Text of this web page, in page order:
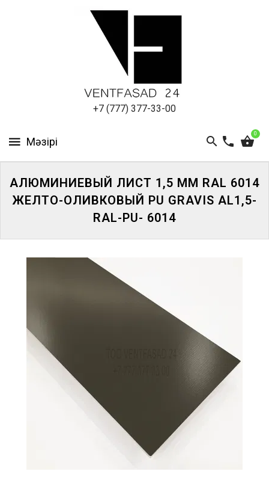
+7 (777) 377-33-00
0
ПАНЕЛИ
АЛЮМИНИЕВЫЙ ЛИСТ 1,5 ММ RAL 6014
ЖЕЛТО-ОЛИВКОВЫЙ PU GRAVIS AL1,5-
RAL-PU- 6014